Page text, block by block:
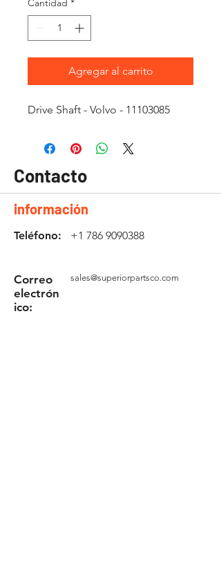
Cantidad *
Agregar al carrito
Drive Shaft - Volvo - 11103085
Contacto
información
Teléfono: +1 786 9090388
Correo
electrón
ico:
sales@superiorpartsco.com